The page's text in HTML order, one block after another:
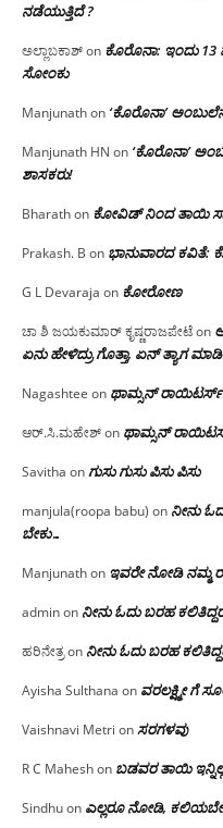
ನಡೆಯುತ್ತಿದೆ ?
ಅಲ್ಲಾಬಕಾಶ್on ಕೊರೊನಾ: ಇಂದು
ಸೋಂಕು
Manjunathon ‘ಕೊರೊನಾ’
Manjunath HN on ‘ಕೊರೊನಾ’
ಶಾಸಕರು!
Bharathon ಕೋವಿಡ್ ನಿಂದ ತಾಯಿ
Prakash. B on ಭಾನುವಾರದ ಕವಿತೆ:
G L Devaraja on ಕೋರೋಣ
ಚಾ ಶಿ ಜಯಕುಮಾರ್ ಕೃಷ್ಣರಾಜಪೇಟೆon
ಏನು ಹೇಳಿದ್ರು ಗೊತ್ತಾ, ಏನ್ ತ್ಯಾಗ
Nagashtee on ಥಾಮ್ಸನ್ ರಾಯಿಟರ್ಸ್
ಆರ್.ಸಿ.ಮಹೇಶ್on ಥಾಮ್ಸನ್
Savitha onಗುಸು ಗುಸು ಪಿಸು ಪಿಸು
manjula(roopa babu) on ನೀನು
ಬೇಕು…
Manjunathon ಇವರೇ‌ ನೋಡಿ‌ ನಮ್ಮ‌
adminon ನೀನು ಓದು ಬರಹ
ಹರಿನೇತ್ರon ನೀನು ಓದು ಬರಹ
Ayisha Sulthana on ವರಲಕ್ಷ್ಮೀ ಗೆ
Vaishnavi Metri onಸರಗಳವು
R C Maheshon ಬಡವರ ತಾಯಿ
Sindhuon ಎಲ್ಲರೂ ನೋಡಿ,